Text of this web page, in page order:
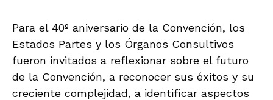
Para el 40º aniversario de la Convención, los
Estados Partes y los Órganos Consultivos
fueron invitados a reflexionar sobre el futuro
de la Convención, a reconocer sus éxitos y su
creciente complejidad, a identificar aspectos